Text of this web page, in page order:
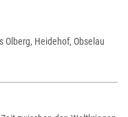
Olberg, Heidehof, Obselau